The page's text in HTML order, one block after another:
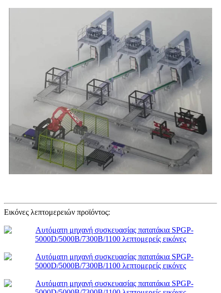
Εικόνες λεπτομερειών προϊόντος: